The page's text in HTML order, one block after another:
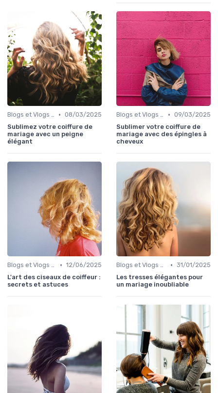
Blogs et Vlogs de Coiffure • 08/03/2025
Sublimez votre coiffure de
mariage avec un peigne
élégant
Blogs et Vlogs de Coiffure • 09/03/2025
Sublimer votre coiffure de
mariage avec des épingles à
cheveux
Blogs et Vlogs de Coiffure • 12/06/2025
L'art des ciseaux de coiffeur :
secrets et astuces
Blogs et Vlogs de Coiffure • 31/01/2025
Les tresses élégantes pour
un mariage inoubliable